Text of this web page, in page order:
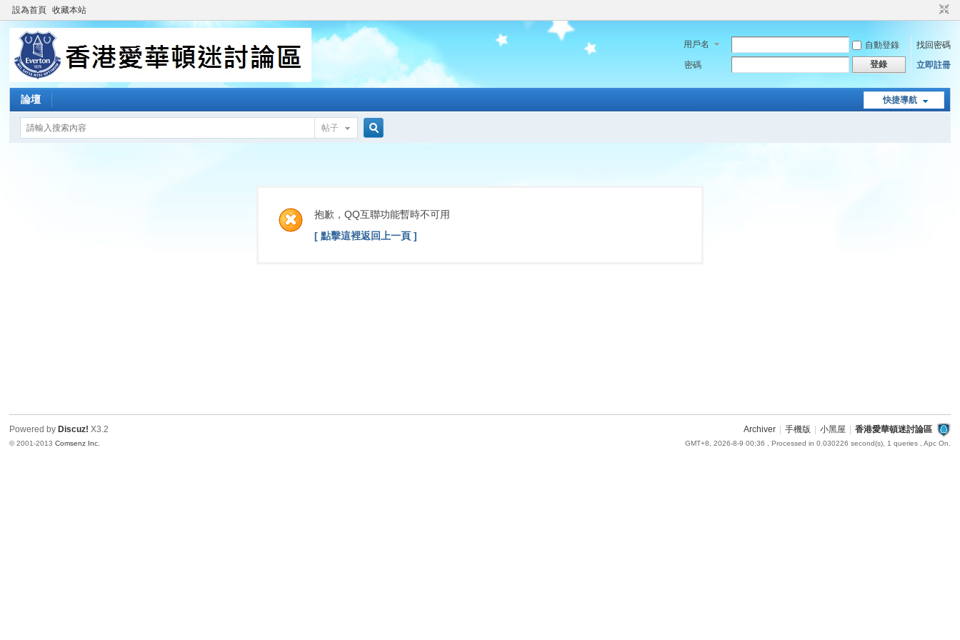
設為首頁 收藏本站
用戶名 自動登錄
找回密碼
密碼
登錄 立即註冊
快捷導航
論壇
帖子
索
抱歉，QQ互聯功能暫時不可用
[ 點擊這裡返回上一頁 ]
Archiver 手機版 小黑屋 香港愛華頓迷討論區
GMT+8, 2026-8-9 00:36 , Processed in 0.030226 second(s), 1 queries , Apc On.
Powered by Discuz! X3.2
© 2001-2013Comsenz Inc.